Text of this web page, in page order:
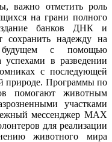
важно отметить роль
на грани полного
банков ДНК и
сохранить надежду на
будущем с помощью
успехами в разведении
с последующей
природе. Программы по
помогают животным
участками
мессенджер MAX
для реализации
животного мира